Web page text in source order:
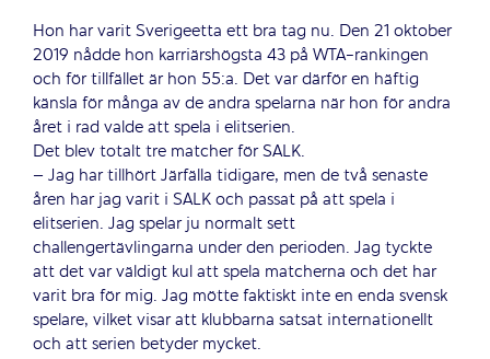
Hon har varit Sverigeetta ett bra tag nu. Den 21 oktober
2019 nådde hon karriärshögsta 43 på WTA-rankingen
och för tillfället är hon 55:a. Det var därför en häftig
känsla för många av de andra spelarna när hon för andra
året i rad valde att spela i elitserien.
Det blev totalt tre matcher för SALK.
– Jag har tillhört Järfälla tidigare, men de två senaste
åren har jag varit i SALK och passat på att spela i
elitserien. Jag spelar ju normalt sett
challengertävlingarna under den perioden. Jag tyckte
att det var väldigt kul att spela matcherna och det har
varit bra för mig. Jag mötte faktiskt inte en enda svensk
spelare, vilket visar att klubbarna satsat internationellt
och att serien betyder mycket.